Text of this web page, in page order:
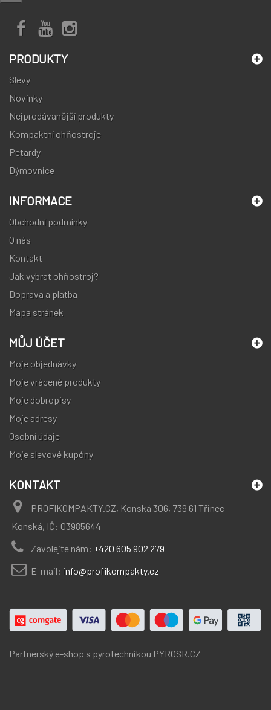
PRODUKTY
Slevy
Novinky
Nejprodávanější produkty
Kompaktní ohňostroje
Petardy
Dýmovnice
INFORMACE
Obchodní podmínky
O nás
Kontakt
Jak vybrat ohňostroj?
Doprava a platba
Mapa stránek
MŮJ ÚČET
Moje objednávky
Moje vrácené produkty
Moje dobropisy
Moje adresy
Osobní údaje
Moje slevové kupóny
KONTAKT
PROFIKOMPAKTY.CZ, Konská 306, 739 61 Třinec -
Konská, IČ: 03985644
Zavolejte nám: +420 605 902 279
E-mail: info@profikompakty.cz
Partnerský e-shop s pyrotechnikou PYROSR.CZ